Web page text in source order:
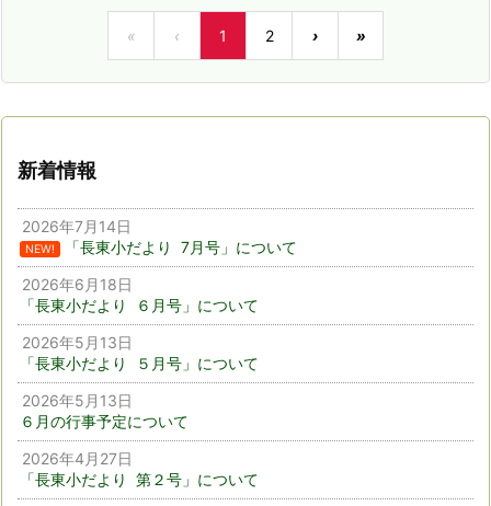
« ‹ 1 2 › »
新着情報
2026年7月14日
NEW!
「長東小だより 7月号」について
2026年6月18日
「長東小だより ６月号」について
2026年5月13日
「長東小だより ５月号」について
2026年5月13日
６月の行事予定について
2026年4月27日
「長東小だより 第２号」について